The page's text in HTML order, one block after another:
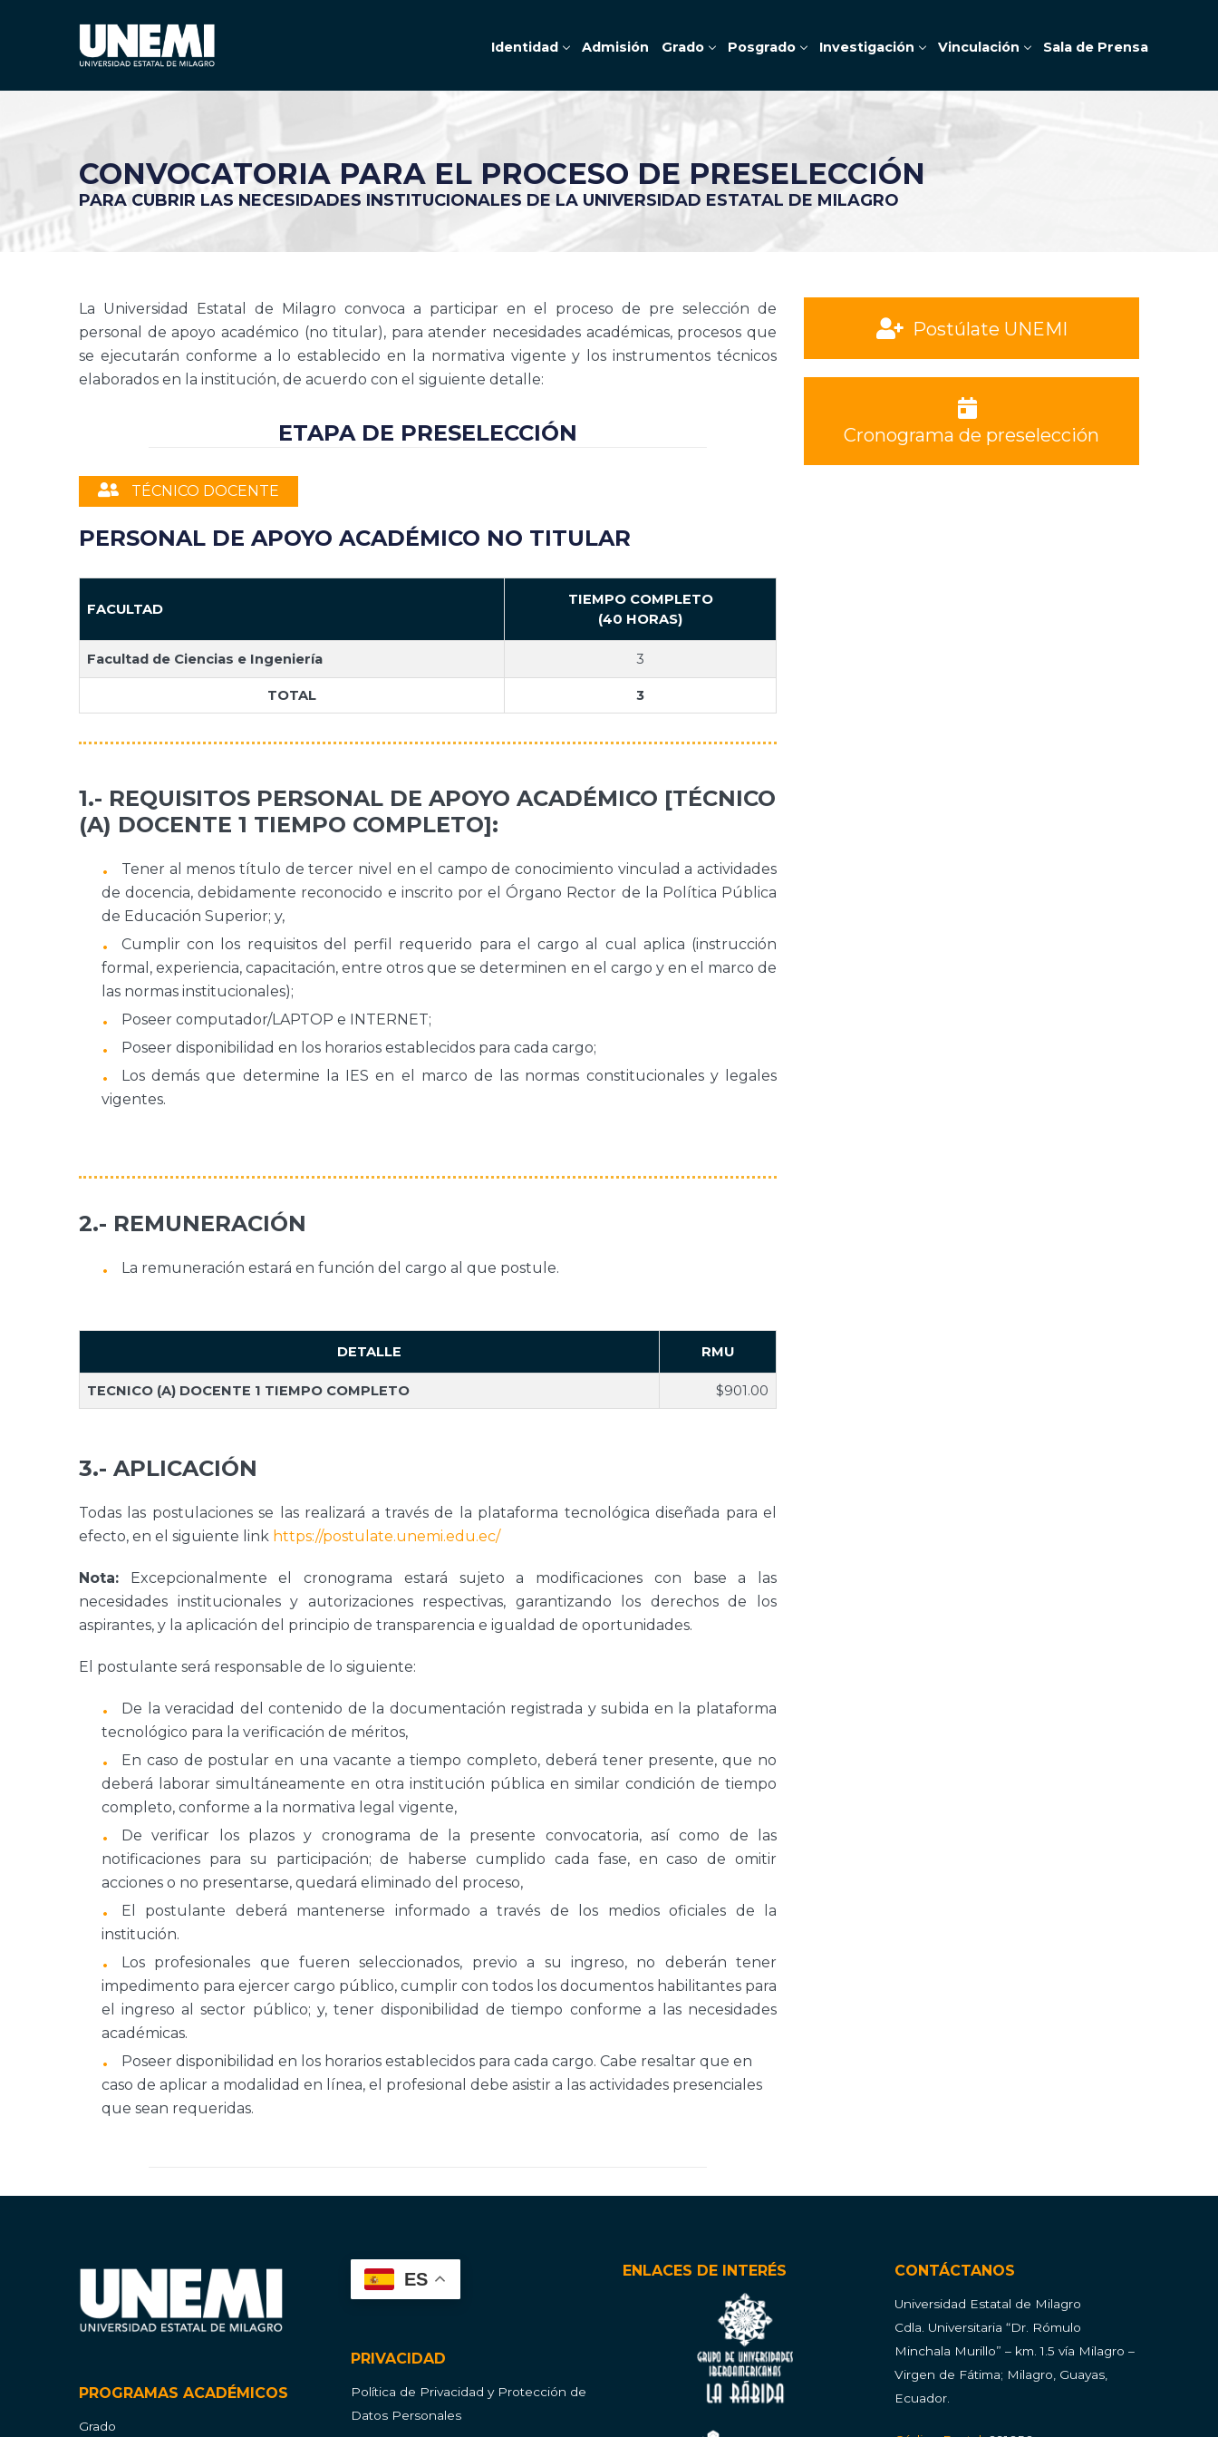
Identidad Admisión Grado Posgrado Investigación Vinculación Sala de Prensa
CONVOCATORIA PARA EL PROCESO DE PRESELECCIÓN
PARA CUBRIR LAS NECESIDADES INSTITUCIONALES DE LA UNIVERSIDAD ESTATAL DE MILAGRO
La Universidad Estatal de Milagro convoca a participar en el proceso de pre selección de
personal de apoyo académico (no titular), para atender necesidades académicas, procesos que
se ejecutarán conforme a lo establecido en la normativa vigente y los instrumentos técnicos
elaborados en la institución, de acuerdo con el siguiente detalle:
ETAPA DE PRESELECCIÓN
TÉCNICO DOCENTE
PERSONAL DE APOYO ACADÉMICO NO TITULAR
FACULTAD
TIEMPO COMPLETO
(40 HORAS)
Facultad de Ciencias e Ingeniería 3
TOTAL 3
1.- REQUISITOS PERSONAL DE APOYO ACADÉMICO [TÉCNICO
(A) DOCENTE 1 TIEMPO COMPLETO]:
Tener al menos título de tercer nivel en el campo de conocimiento vinculad a actividades
de docencia, debidamente reconocido e inscrito por el Órgano Rector de la Política Pública
de Educación Superior; y,
Cumplir con los requisitos del perfil requerido para el cargo al cual aplica (instrucción
formal, experiencia, capacitación, entre otros que se determinen en el cargo y en el marco de
las normas institucionales);
Poseer computador/LAPTOP e INTERNET;
Poseer disponibilidad en los horarios establecidos para cada cargo;
Los demás que determine la IES en el marco de las normas constitucionales y legales
vigentes.
2.- REMUNERACIÓN
La remuneración estará en función del cargo al que postule.
DETALLE RMU
TECNICO (A) DOCENTE 1 TIEMPO COMPLETO $901.00
3.- APLICACIÓN
Todas las postulaciones se las realizará a través de la plataforma tecnológica diseñada para el
efecto, en el siguiente link https://postulate.unemi.edu.ec/
Nota: Excepcionalmente el cronograma estará sujeto a modificaciones con base a las
necesidades institucionales y autorizaciones respectivas, garantizando los derechos de los
aspirantes, y la aplicación del principio de transparencia e igualdad de oportunidades.
El postulante será responsable de lo siguiente:
De la veracidad del contenido de la documentación registrada y subida en la plataforma
tecnológico para la verificación de méritos,
En caso de postular en una vacante a tiempo completo, deberá tener presente, que no
deberá laborar simultáneamente en otra institución pública en similar condición de tiempo
completo, conforme a la normativa legal vigente,
De verificar los plazos y cronograma de la presente convocatoria, así como de las
notificaciones para su participación; de haberse cumplido cada fase, en caso de omitir
acciones o no presentarse, quedará eliminado del proceso,
El postulante deberá mantenerse informado a través de los medios oficiales de la
institución.
Los profesionales que fueren seleccionados, previo a su ingreso, no deberán tener
impedimento para ejercer cargo público, cumplir con todos los documentos habilitantes para
el ingreso al sector público; y, tener disponibilidad de tiempo conforme a las necesidades
académicas.
Poseer disponibilidad en los horarios establecidos para cada cargo. Cabe resaltar que en
caso de aplicar a modalidad en línea, el profesional debe asistir a las actividades presenciales
que sean requeridas.
Postúlate UNEMI
Cronograma de preselección
PROGRAMAS ACADÉMICOS
Grado
ES
PRIVACIDAD
Política de Privacidad y Protección de
Datos Personales
ENLACES DE INTERÉS CONTÁCTANOS
Universidad Estatal de Milagro
Cdla. Universitaria “Dr. Rómulo
Minchala Murillo” – km. 1.5 vía Milagro –
Virgen de Fátima; Milagro, Guayas,
Ecuador.